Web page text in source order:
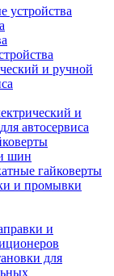
устройства
и ручной
и
автосервиса
шин
гайковерты
и промывки
и
для